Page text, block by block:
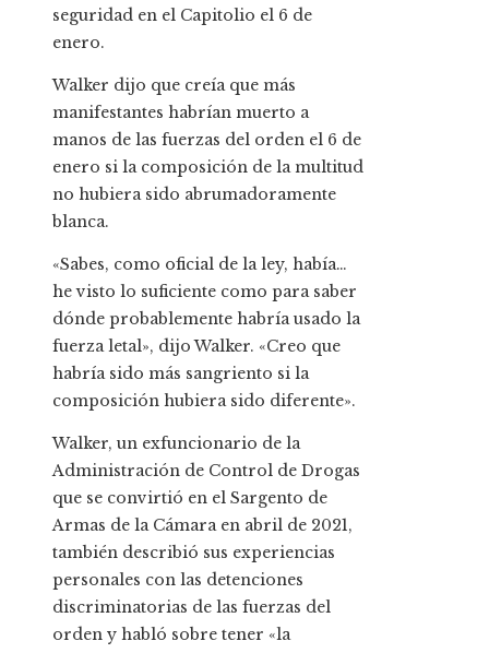
seguridad en el Capitolio el 6 de
enero.
Walker dijo que creía que más
manifestantes habrían muerto a
manos de las fuerzas del orden el 6 de
enero si la composición de la multitud
no hubiera sido abrumadoramente
blanca.
«Sabes, como oficial de la ley, había…
he visto lo suficiente como para saber
dónde probablemente habría usado la
fuerza letal», dijo Walker. «Creo que
habría sido más sangriento si la
composición hubiera sido diferente».
Walker, un exfuncionario de la
Administración de Control de Drogas
que se convirtió en el Sargento de
Armas de la Cámara en abril de 2021,
también describió sus experiencias
personales con las detenciones
discriminatorias de las fuerzas del
orden y habló sobre tener «la